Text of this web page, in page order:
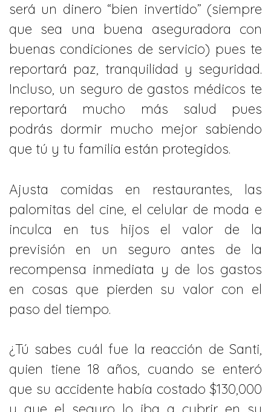
será un dinero “bien invertido” (siempre
que sea una buena aseguradora con
buenas condiciones de servicio) pues te
reportará paz, tranquilidad y seguridad.
Incluso, un seguro de gastos médicos te
reportará mucho más salud pues
podrás dormir mucho mejor sabiendo
que tú y tu familia están protegidos.
Ajusta comidas en restaurantes, las
palomitas del cine, el celular de moda e
inculca en tus hijos el valor de la
previsión en un seguro antes de la
recompensa inmediata y de los gastos
en cosas que pierden su valor con el
paso del tiempo.
¿Tú sabes cuál fue la reacción de Santi,
quien tiene 18 años, cuando se enteró
que su accidente había costado $130,000